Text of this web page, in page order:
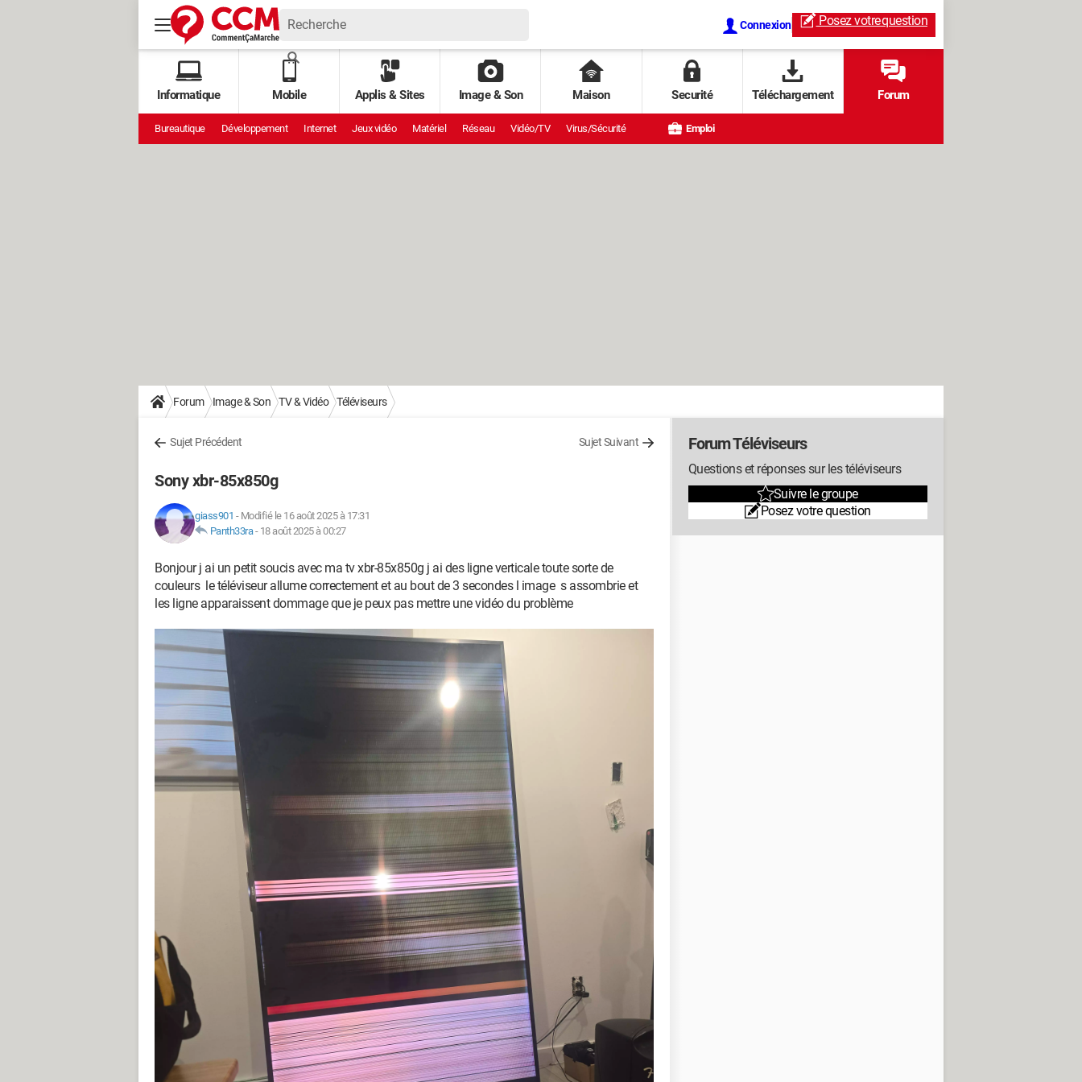
Connexion Posez votrequestion
Informatique Mobile Applis & Sites Image & Son Maison Securité Téléchargement Forum
Bureautique Développement Internet Jeux vidéo Matériel Réseau Vidéo/TV Virus/Sécurité Emploi
Forum Image & Son TV & Vidéo Téléviseurs
Sujet Précédent Sujet Suivant
Sony xbr-85x850g
giass901 - Modifié le 16 août 2025 à 17:31
Panth33ra- 18 août 2025 à 00:27
Bonjour j ai un petit soucis avec ma tv xbr-85x850g j ai des ligne verticale toute sorte de
couleurs le téléviseur allume correctement et au bout de 3 secondes l image s assombrie et
les ligne apparaissent dommage que je peux pas mettre une vidéo du problème
Forum Téléviseurs
Questions et réponses sur les téléviseurs
Suivre le groupe
Posez votre question